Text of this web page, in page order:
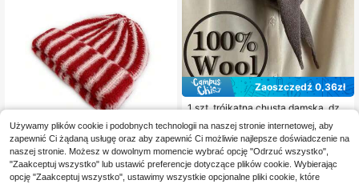
Zaoszczędź 0,36zł
1 szt. trójkątna chusta damska, dzie
a, pasuje do sukienek
28,38zł -1%
28,74zł
najniższa cena
Używamy plików cookie i podobnych technologii na naszej stronie internetowej, aby
zapewnić Ci żądaną usługę oraz aby zapewnić Ci możliwie najlepsze doświadczenie na
naszej stronie. Możesz w dowolnym momencie wybrać opcję "Odrzuć wszystko",
"Zaakceptuj wszystko" lub ustawić preferencje dotyczące plików cookie. Wybierając
opcję "Zaakceptuj wszystko", ustawimy wszystkie opcjonalne pliki cookie, które